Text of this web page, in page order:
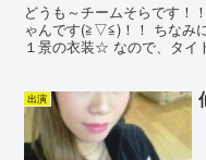
どうも～チームそらです！
ゃんです(≧▽≦)！！ ちなみ
１景の衣装☆ なので、タイ
出演